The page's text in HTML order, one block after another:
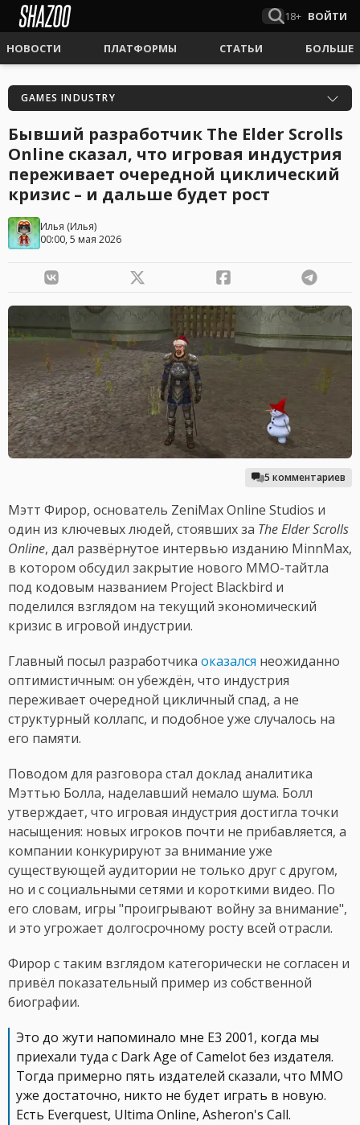
18+ ВОЙТИ
НОВОСТИ ПЛАТФОРМЫ СТАТЬИ БОЛЬШЕ
GAMES INDUSTRY
Бывший разработчик The Elder Scrolls
Online сказал, что игровая индустрия
переживает очередной циклический
кризис – и дальше будет рост
Илья (Илья)
00:00, 5 мая 2026
5 комментариев
Мэтт Фирор, основатель ZeniMax Online Studios и
один из ключевых людей, стоявших за TheElder Scrolls
Online, дал развёрнутое интервью изданию MinnMax,
в котором обсудил закрытие нового MMO-тайтла
под кодовым названием Project Blackbird и
поделился взглядом на текущий экономический
кризис в игровой индустрии.
Главный посыл разработчика оказался неожиданно
оптимистичным: он убеждён, что индустрия
переживает очередной цикличный спад, а не
структурный коллапс, и подобное уже случалось на
его памяти.
Поводом для разговора стал доклад аналитика
Мэттью Болла, наделавший немало шума. Болл
утверждает, что игровая индустрия достигла точки
насыщения: новых игроков почти не прибавляется, а
компании конкурируют за внимание уже
существующей аудитории не только друг с другом,
но и с социальными сетями и короткими видео. По
его словам, игры "проигрывают войну за внимание",
и это угрожает долгосрочному росту всей отрасли.
Фирор с таким взглядом категорически не согласен и
привёл показательный пример из собственной
биографии.
Это до жути напоминало мне E3 2001, когда мы
приехали туда с Dark Age of Camelot без издателя.
Тогда примерно пять издателей сказали, что MMO
уже достаточно, никто не будет играть в новую.
Есть Everquest, Ultima Online, Asheron's Call.